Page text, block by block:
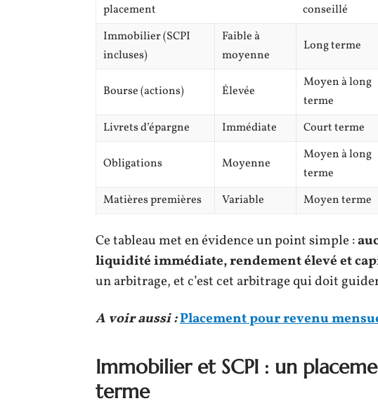
placement
conseillé
Immobilier (SCPI
incluses)
Faible à
moyenne
Long terme
Bourse (actions) Élevée
Moyen à long
terme
Livrets d’épargne Immédiate Court terme
Obligations Moyenne
Moyen à long
terme
Matières premières
Variable Moyen terme
Ce tableau met en évidence un point simple :
liquidité immédiate, rendement élevé et
un arbitrage, et c’est cet arbitrage qui doit
A voir aussi :Placement pour revenu
Immobilier et SCPI : un
terme